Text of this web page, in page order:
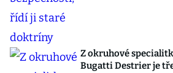
Z okruhové
Bugatti Destrier je